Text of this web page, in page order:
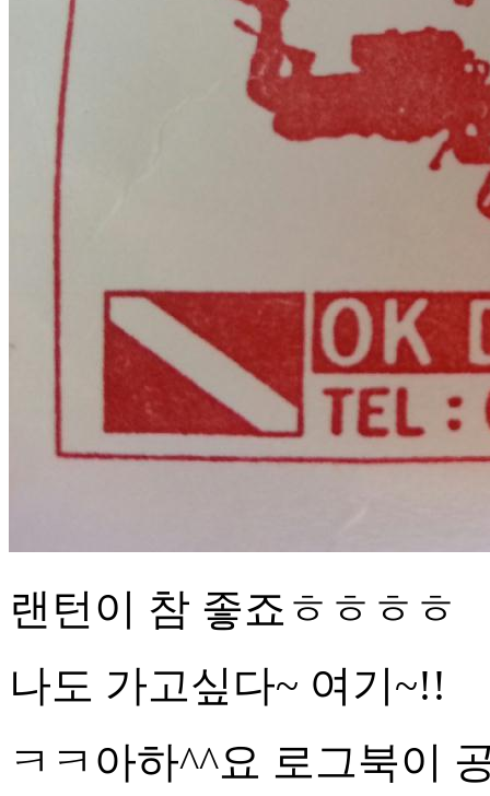
랜턴이 참 좋죠ㅎㅎㅎㅎ
나도 가고싶다~ 여기~!!
ㅋㅋ아하^^요 로그북이